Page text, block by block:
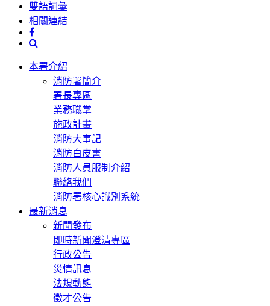
雙語詞彙
相關連結
本署介紹
消防署簡介
署長專區
業務職掌
施政計畫
消防大事記
消防白皮書
消防人員服制介紹
聯絡我們
消防署核心識別系統
最新消息
新聞發布
即時新聞澄清專區
行政公告
災情訊息
法規動態
徵才公告